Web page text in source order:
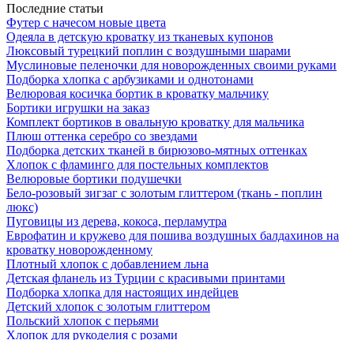
Последние статьи
Футер с начесом новые цвета
Одеяла в детскую кроватку из тканевых купонов
Люксовый турецкий поплин с воздушными шарами
Муслиновые пеленочки для новорожденных своими руками
Подборка хлопка с арбузиками и однотонами
Велюровая косичка бортик в кроватку мальчику
Бортики игрушки на заказ
Комплект бортиков в овальную кроватку для мальчика
Плюш оттенка серебро со звездами
Подборка детских тканей в бирюзово-мятных оттенках
Хлопок с фламинго для постельных комплектов
Велюровые бортики подушечки
Бело-розовый зигзаг с золотым глиттером (ткань - поплин
люкс)
Пуговицы из дерева, кокоса, перламутра
Еврофатин и кружево для пошива воздушных балдахинов на
кроватку новорожденному
Плотный хлопок с добавлением льна
Детская фланель из Турции с красивыми принтами
Подборка хлопка для настоящих индейцев
Детский хлопок с золотым глиттером
Польский хлопок с перьями
Хлопок для рукоделия с розами